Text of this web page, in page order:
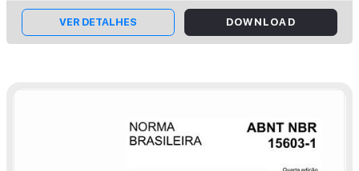
(SBTVD). This part of the...
VER DETALHES DOWNLOAD